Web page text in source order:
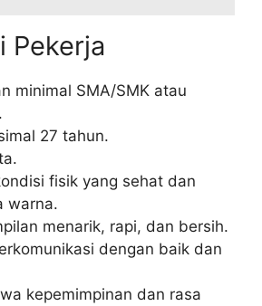
Pekerja
minimal SMA/SMK atau
27 tahun.
fisik yang sehat dan
warna.
menarik, rapi, dan bersih.
dengan baik dan
kepemimpinan dan rasa